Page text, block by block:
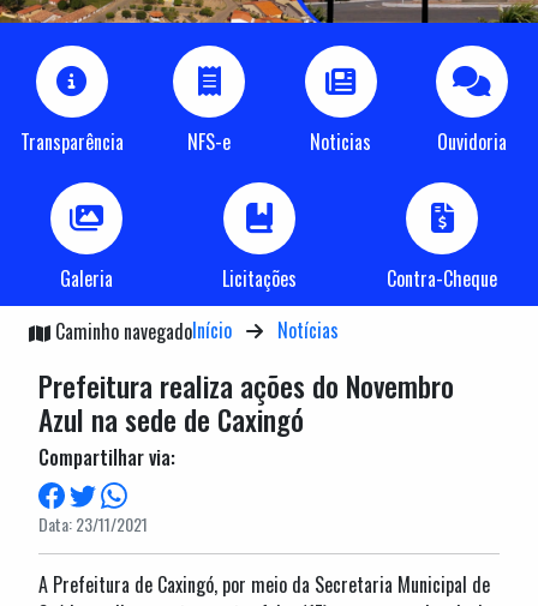
Transparência NFS-e Noticias Ouvidoria
Galeria Licitações
Contra-Cheque
Caminho navegadoInício Notícias
Prefeitura realiza ações do Novembro
Azul na sede de Caxingó
Compartilhar via:
Data: 23/11/2021
A Prefeitura de Caxingó, por meio da Secretaria Municipal de